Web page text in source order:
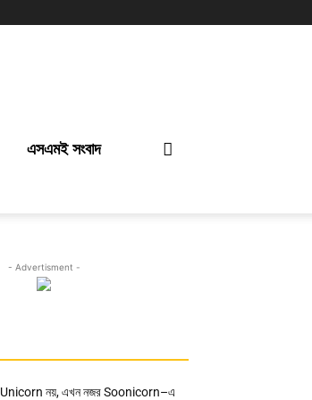
এসএমই সংবাদ
- Advertisment -
Unicorn নয়, এখন নজর Soonicorn–এ